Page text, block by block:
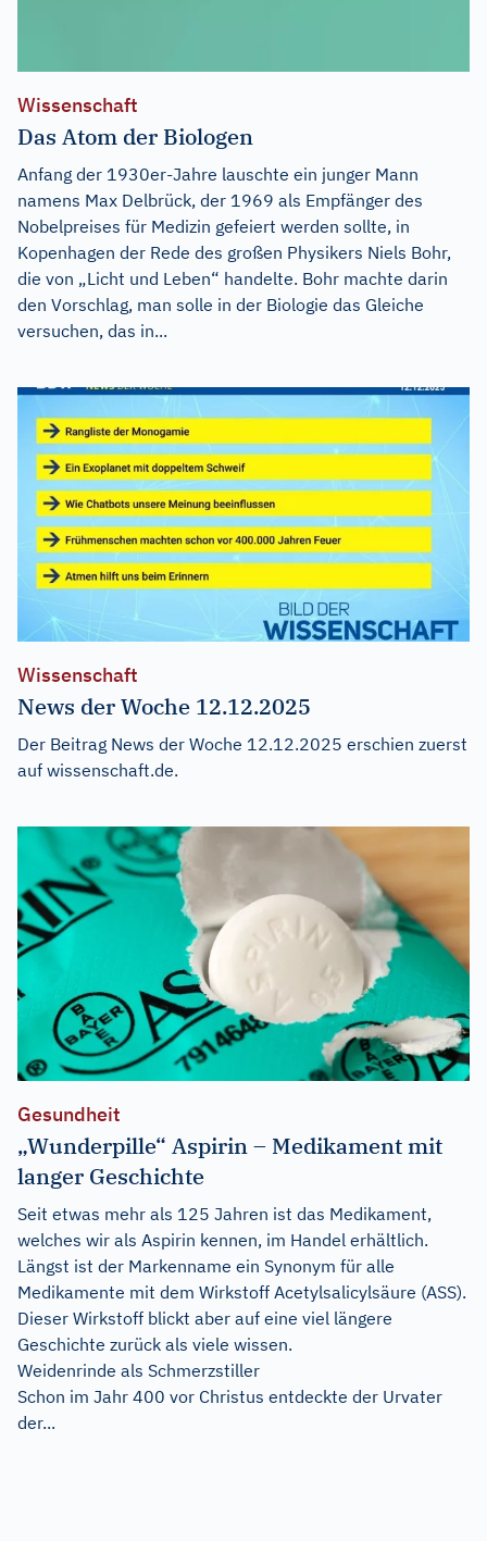
Wissenschaft
Das Atom der Biologen
Anfang der 1930er-Jahre lauschte ein junger Mann
namens Max Delbrück, der 1969 als Empfänger des
Nobelpreises für Medizin gefeiert werden sollte, in
Kopenhagen der Rede des großen Physikers Niels Bohr,
die von „Licht und Leben“ handelte. Bohr machte darin
den Vorschlag, man solle in der Biologie das Gleiche
versuchen, das in...
Wissenschaft
News der Woche 12.12.2025
Der Beitrag News der Woche 12.12.2025 erschien zuerst
auf wissenschaft.de.
Gesundheit
„Wunderpille“ Aspirin – Medikament mit
langer Geschichte
Seit etwas mehr als 125 Jahren ist das Medikament,
welches wir als Aspirin kennen, im Handel erhältlich.
Längst ist der Markenname ein Synonym für alle
Medikamente mit dem Wirkstoff Acetylsalicylsäure (ASS).
Dieser Wirkstoff blickt aber auf eine viel längere
Geschichte zurück als viele wissen.
Weidenrinde als Schmerzstiller
Schon im Jahr 400 vor Christus entdeckte der Urvater
der...